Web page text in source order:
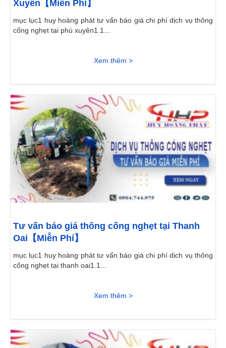
Xuyên【Miễn Phí】
mục lục1 huy hoàng phát tư vấn báo giá chi phí dịch vụ thông
cống nghẹt tại phú xuyên1.1...
Xem thêm >
Tư vấn báo giá thông cống nghẹt tại Thanh
Oai【Miễn Phí】
mục lục1 huy hoàng phát tư vấn báo giá chi phí dịch vụ thông
cống nghẹt tại thanh oai1.1...
Xem thêm >